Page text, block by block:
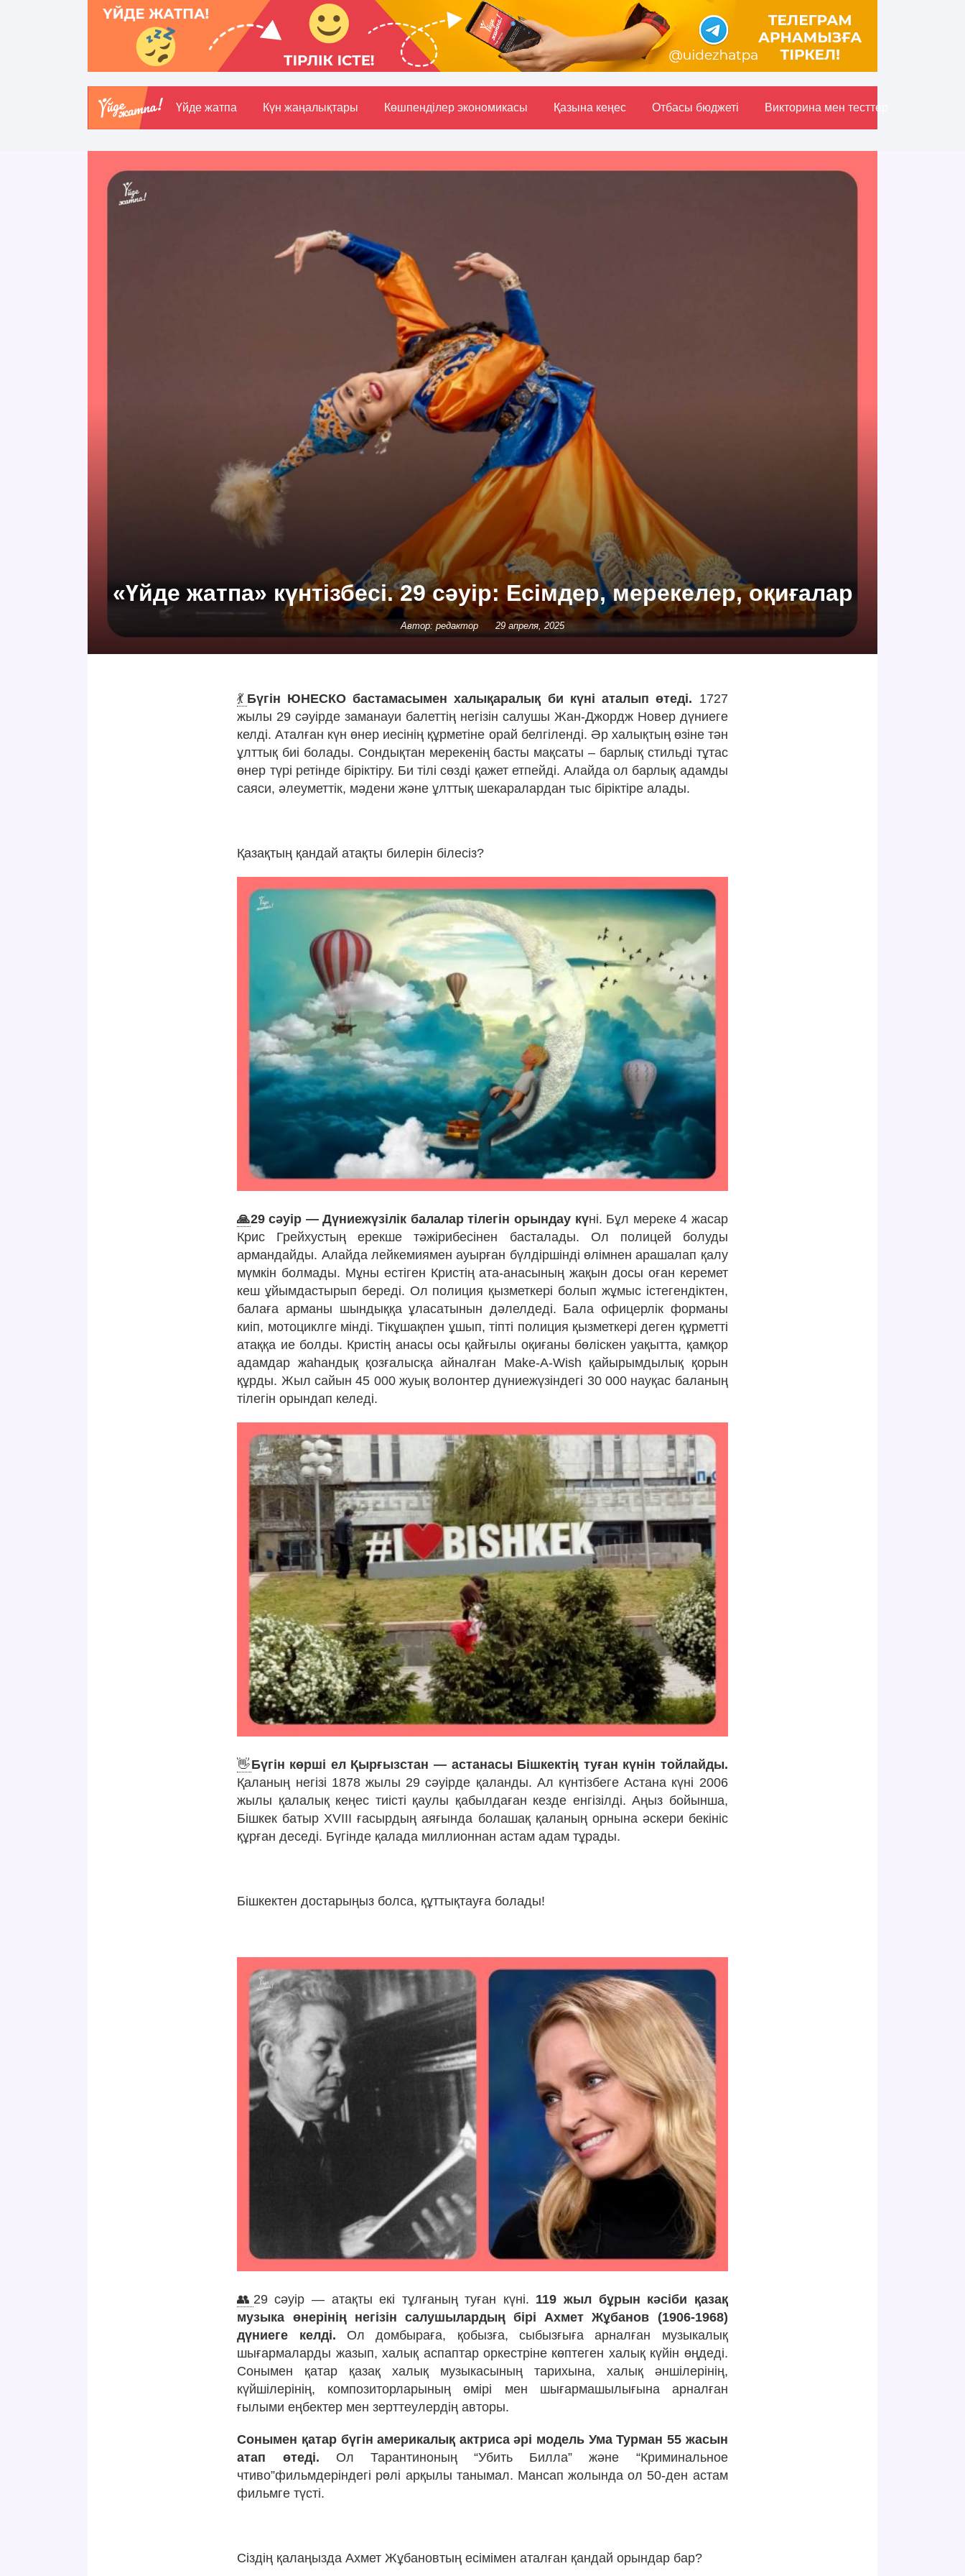
Үйде жатпа Күн жаңалықтары Көшпенділер экономикасы Қазына кеңес Отбасы бюджетi Викторина мен тесттер
«Үйде жатпа» күнтізбесі. 29 сәуір: Есімдер, мерекелер, оқиғалар
Автор: редактор 29 апреля, 2025
💃 Бүгін ЮНЕСКО бастамасымен халықаралық би күні аталып өтеді. 1727
жылы 29 сәуірде заманауи балеттің негізін салушы Жан-Джордж Новер дүниеге
келді. Аталған күн өнер иесінің құрметіне орай белгіленді. Әр халықтың өзіне тән
ұлттық биі болады. Сондықтан мерекенің басты мақсаты – барлық стильді тұтас
өнер түрі ретінде біріктіру. Би тілі сөзді қажет етпейді. Алайда ол барлық адамды
саяси, әлеуметтік, мәдени және ұлттық шекаралардан тыс біріктіре алады.
Қазақтың қандай атақты билерін білесіз?
🙏29 сәуір — Дүниежүзілік балалар тілегін орындау күні. Бұл мереке 4 жасар
Крис Грейхустың ерекше тәжірибесінен басталады. Ол полицей болуды
армандайды. Алайда лейкемиямен ауырған бүлдіршінді өлімнен арашалап қалу
мүмкін болмады. Мұны естіген Кристің ата-анасының жақын досы оған керемет
кеш ұйымдастырып береді. Ол полиция қызметкері болып жұмыс істегендіктен,
балаға арманы шындыққа ұласатынын дәлелдеді. Бала офицерлік форманы
киіп, мотоциклге мінді. Тікұшақпен ұшып, тіпті полиция қызметкері деген құрметті
атаққа ие болды. Кристің анасы осы қайғылы оқиғаны бөліскен уақытта, қамқор
адамдар жаһандық қозғалысқа айналған Make-A-Wish қайырымдылық қорын
құрды. Жыл сайын 45 000 жуық волонтер дүниежүзіндегі 30 000 науқас баланың
тілегін орындап келеді.
👋Бүгін көрші ел Қырғызстан — астанасы Бішкектің туған күнін тойлайды.
Қаланың негізі 1878 жылы 29 сәуірде қаланды. Ал күнтізбеге Астана күні 2006
жылы қалалық кеңес тиісті қаулы қабылдаған кезде енгізілді. Аңыз бойынша,
Бішкек батыр XVIII ғасырдың аяғында болашақ қаланың орнына әскери бекініс
құрған деседі. Бүгінде қалада миллионнан астам адам тұрады.
Бішкектен достарыңыз болса, құттықтауға болады!
👥 29 сәуір — атақты екі тұлғаның туған күні. 119 жыл бұрын кәсіби қазақ
музыка өнерінің негізін салушылардың бірі Ахмет Жұбанов (1906-1968)
дүниеге келді. Ол домбыраға, қобызға, сыбызғыға арналған музыкалық
шығармаларды жазып, халық аспаптар оркестріне көптеген халық күйін өңдеді.
Сонымен қатар қазақ халық музыкасының тарихына, халық әншілерінің,
күйшілерінің, композиторларының өмірі мен шығармашылығына арналған
ғылыми еңбектер мен зерттеулердің авторы.
Сонымен қатар бүгін америкалық актриса әрі модель Ума Турман 55 жасын
атап өтеді. Ол Тарантиноның “Убить Билла” және “Криминальное
чтиво”фильмдеріндегі рөлі арқылы танымал. Мансап жолында ол 50-ден астам
фильмге түсті.
Сіздің қалаңызда Ахмет Жұбановтың есімімен аталған қандай орындар бар?